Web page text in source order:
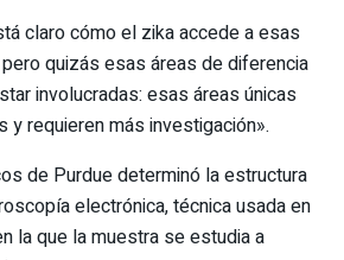
claro cómo el zika accede a esas
quizás esas áreas de diferencia
involucradas: esas áreas únicas
y requieren más investigación».
de Purdue determinó la estructura
electrónica, técnica usada en
la que la muestra se estudia a